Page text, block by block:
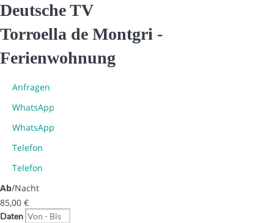
Deutsche TV
Torroella de Montgri -
Ferienwohnung
Anfragen
WhatsApp
WhatsApp
Telefon
Telefon
Ab/Nacht
85,00 €
Daten